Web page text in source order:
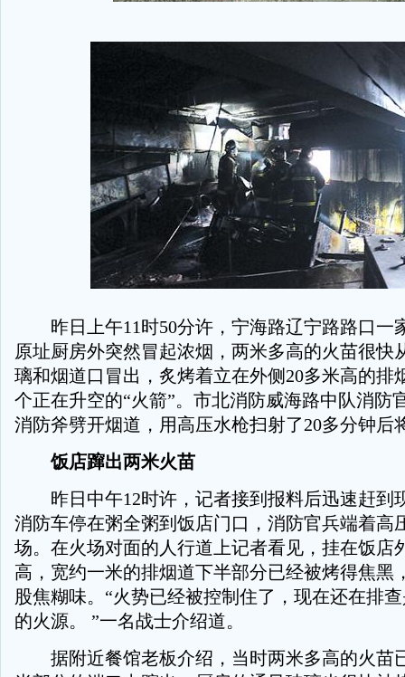
昨日上午11时50分许，宁海路辽宁路路口一
原址厨房外突然冒起浓烟，两米多高的火苗很快
璃和烟道口冒出，炙烤着立在外侧20多米高的排
个正在升空的“火箭”。市北消防威海路中队消防
消防斧劈开烟道，用高压水枪扫射了20多分钟后
饭店蹿出两米火苗
昨日中午12时许，记者接到报料后迅速赶到
消防车停在粥全粥到饭店门口，消防官兵端着高
场。在火场对面的人行道上记者看见，挂在饭店
高，宽约一米的排烟道下半部分已经被烤得焦黑
股焦糊味。“火势已经被控制住了，现在还在排
的火源。 ”一名战士介绍道。
据附近餐馆老板介绍，当时两米多高的火苗